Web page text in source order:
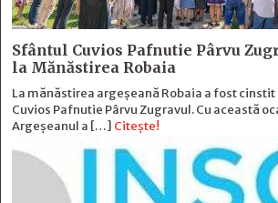
Sfântul Cuvios Pafnutie Pârvu
la Mănăstirea Robaia
La mănăstirea argeșeană Robaia a fost
Cuvios Pafnutie Pârvu Zugravul. Cu această
Argeșeanul a […] Citește!